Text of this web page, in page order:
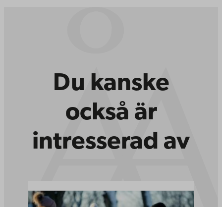
Du kanske
också är
intresserad av